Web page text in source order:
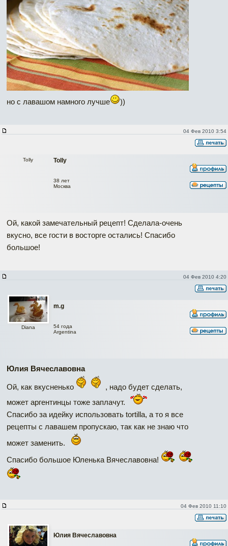
но с лавашом намного лучше ))
04 Фев 2010 3:54
Tolly
Tolly
38 лет
Москва
Ой, какой замечательный рецепт! Сделала-очень
вкусно, все гости в восторге остались! Спасибо
большое!
04 Фев 2010 4:20
m.g
Diana
54 года
Argentina
Юлия Вячеславовна
Ой, как вкусненько
, надо будет сделать,
может аргентинцы тоже заплачут.
Спасибо за идейку использовать tortilla, а то я все
рецепты с лавашем пропускаю, так как не знаю что
может заменить.
Спасибо большое Юленька Вячеславовна!
04 Фев 2010 11:10
Юлия Вячеславовна